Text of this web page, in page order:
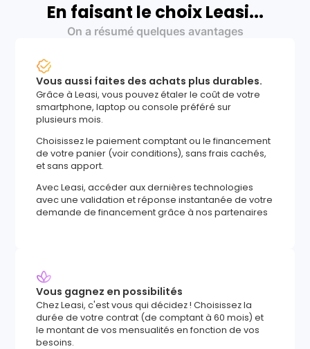
En faisant le choix Leasi...
On a résumé quelques avantages
Vous aussi faites des achats plus durables.
Grâce à Leasi, vous pouvez étaler le coût de votre
smartphone, laptop ou console préféré sur
plusieurs mois.
Choisissez le paiement comptant ou le financement
de votre panier (voir conditions), sans frais cachés,
et sans apport.
Avec Leasi, accéder aux dernières technologies
avec une validation et réponse instantanée de votre
demande de financement grâce à nos partenaires
Vous gagnez en possibilités
Chez Leasi, c'est vous qui décidez ! Choisissez la
durée de votre contrat (de comptant à 60 mois) et
le montant de vos mensualités en fonction de vos
besoins.